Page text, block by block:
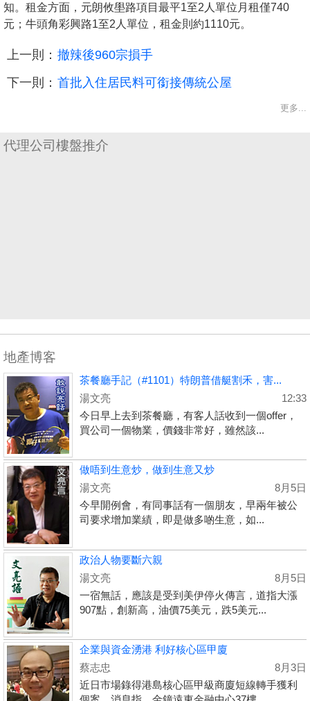
知。租金方面，元朗攸壆路項目最平1至2人單位月租僅740
元；牛頭角彩興路1至2人單位，租金則約1110元。
上一則： 撤辣後960宗損手
下一則： 首批入住居民料可銜接傳統公屋
更多...
代理公司樓盤推介
地產博客
茶餐廳手記（#1101）特朗普借艇割禾，害...
湯文亮
12:33
今日早上去到茶餐廳，有客人話收到一個offer，
買公司一個物業，價錢非常好，雖然該...
做唔到生意炒，做到生意又炒
湯文亮
8月5日
今早開例會，有同事話有一個朋友，早兩年被公
司要求增加業績，即是做多啲生意，如...
政治人物要斷六親
湯文亮
8月5日
一宿無話，應該是受到美伊停火傳言，道指大漲
907點，創新高，油價75美元，跌5美元...
企業與資金湧港 利好核心區甲廈
蔡志忠
8月3日
近日市場錄得港島核心區甲級商廈短線轉手獲利